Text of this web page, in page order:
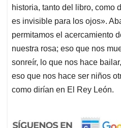
historia, tanto del libro, como
es invisible para los ojos».
permitamos el acercamiento
nuestra rosa; eso que nos
sonreír, lo que nos hace
eso que nos hace ser niños
como dirían en El Rey León.